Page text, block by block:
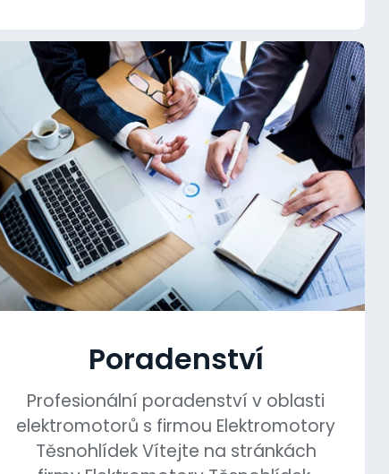
Poradenství
Profesionální poradenství v oblasti
elektromotorů s firmou Elektromotory
Těsnohlídek Vítejte na stránkách